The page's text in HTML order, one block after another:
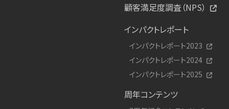
顧客満足度調査（NPS）
インパクトレポート
インパクトレポート2023
インパクトレポート2024
インパクトレポート2025
周年コンテンツ